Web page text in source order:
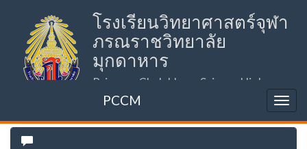
โรงเรียนวิทยาศาสตร์จุฬา
ภรณราชวิทยาลัย
มุกดาหาร
Princess Chulabhorn Science High
School Mukdahan (PCSHSM)
PCCM